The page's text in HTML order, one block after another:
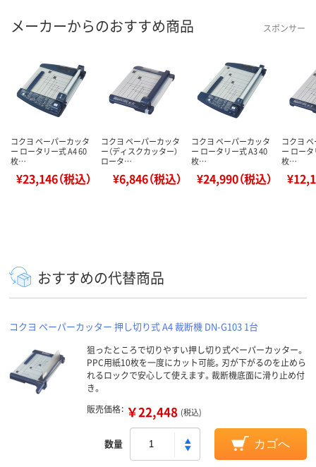
メーカーからのおすすめ商品 スポンサー
コクヨ ペーパーカッタ
ー ロータリー式 A4 60
枚…
¥23,146（税込）
コクヨ ペーパーカッタ
ー（ディスクカッター）
ロータ…
¥6,846（税込）
コクヨ ペーパーカッタ
ー ロータリー式 A3 40
枚…
¥24,990（税込）
コクヨ
ー ロー
枚…
おすすめの代替商品
コクヨ ペーパーカッター 押し切り式 A4 裁断機 DN-G103 1台
狙ったところで切りやすい押し切り式ペーパーカッター。
PPC用紙10枚を一度にカット可能。刃が下がるのを止めら
れるロックで安心して使えます。裁断機底面に滑り止め付
き。
販売価格： ￥22,448 (税込)
数量 カゴへ